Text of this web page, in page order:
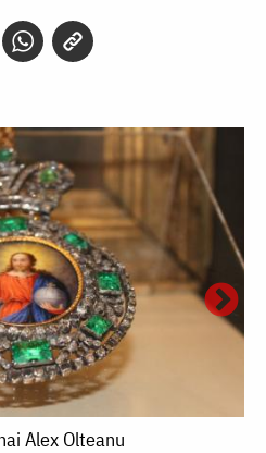
Alex Olteanu